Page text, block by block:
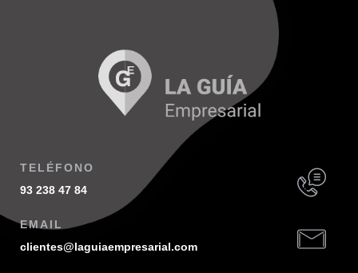
TELÉFONO
93 238 47 84
EMAIL
clientes@laguiaempresarial.com